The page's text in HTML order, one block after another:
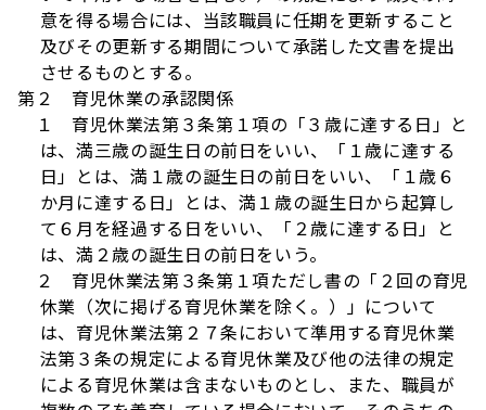
意を得る場合には、当該職員に任期を更新すること
及びその更新する期間について承諾した文書を提出
させるものとする。
第２ 育児休業の承認関係
１ 育児休業法第３条第１項の「３歳に達する日」と
は、満三歳の誕生日の前日をいい、「１歳に達する
日」とは、満１歳の誕生日の前日をいい、「１歳６
か月に達する日」とは、満１歳の誕生日から起算し
て６月を経過する日をいい、「２歳に達する日」と
は、満２歳の誕生日の前日をいう。
２ 育児休業法第３条第１項ただし書の「２回の育児
休業（次に掲げる育児休業を除く。）」について
は、育児休業法第２７条において準用する育児休業
法第３条の規定による育児休業及び他の法律の規定
による育児休業は含まないものとし、また、職員が